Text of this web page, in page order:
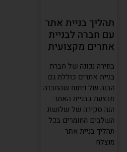
תהליך בניית אתר
עם חברה לבניית
אתרים מקצועית
בחירה נכונה של חברת
בניית אתרים כוללת גם
הבנה של ניתוח שהחברה
מבצעת בבניית האתר.
הנה סקירה של שלושת
השלבים החומרים בכל
תהליך בניית אתר
מוצלח: